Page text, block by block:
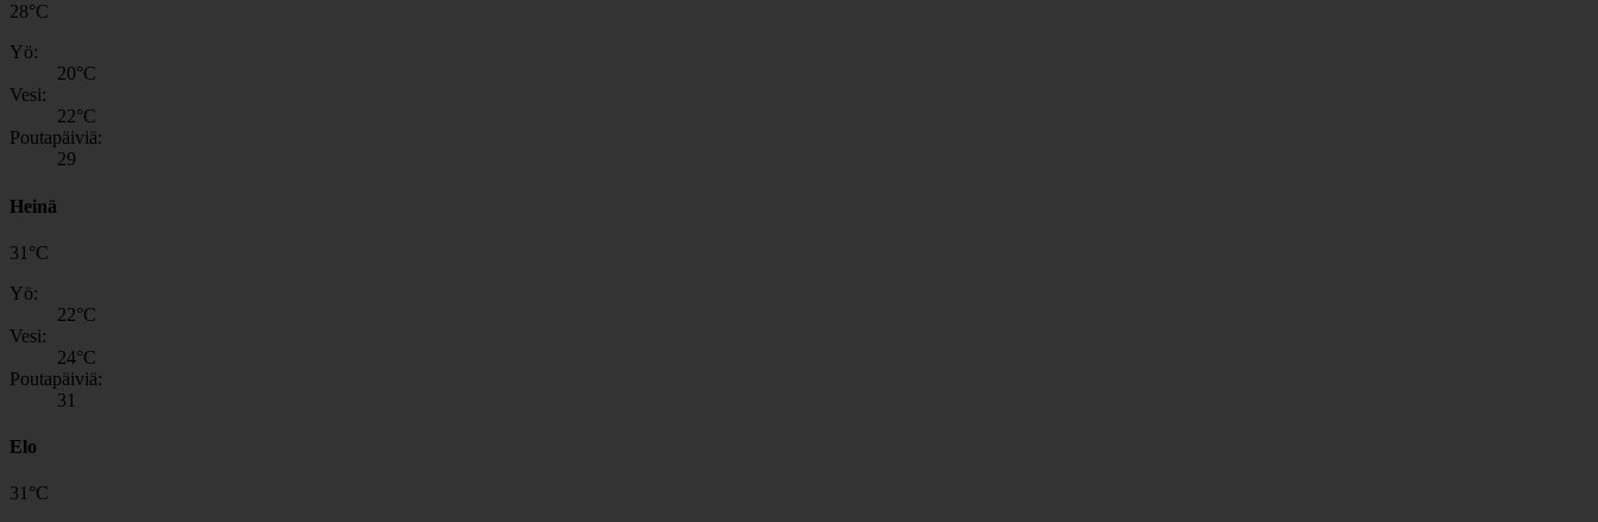
28°C
Yö:
20°C
Vesi:
22°C
Poutapäiviä:
29
Heinä
31 °C
Yö:
22°C
Vesi:
24°C
Poutapäiviä:
31
Elo
31 °C